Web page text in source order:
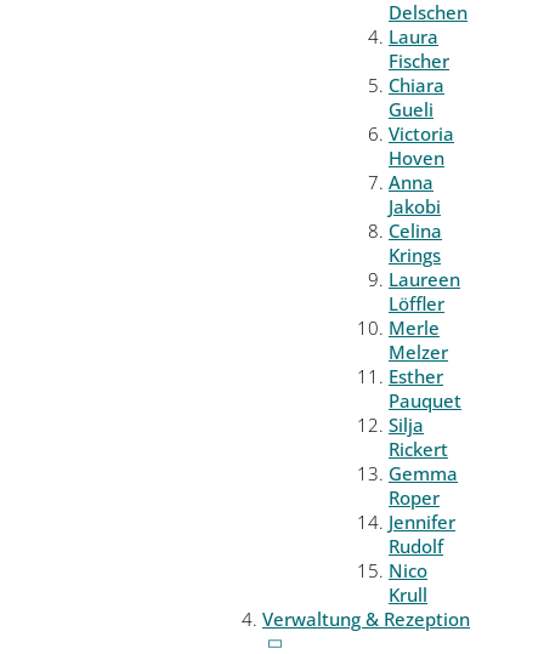
Delschen
Laura
Fischer
Chiara
Gueli
Victoria
Hoven
Anna
Jakobi
Celina
Krings
Laureen
Löffler
Merle
Melzer
Esther
Pauquet
Silja
Rickert
Gemma
Roper
Jennifer
Rudolf
Nico
Krull
Verwaltung & Rezeption